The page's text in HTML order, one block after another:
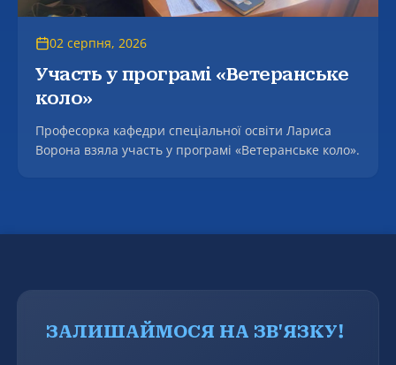
02 серпня, 2026
Участь у програмі «Ветеранське
коло»
Професорка кафедри спеціальної освіти Лариса
Ворона взяла участь у програмі «Ветеранське коло».
ЗАЛИШАЙМОСЯ НА ЗВ'ЯЗКУ!